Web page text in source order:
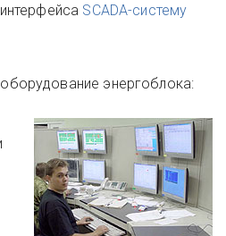
SCADA-систему
энергоблока: